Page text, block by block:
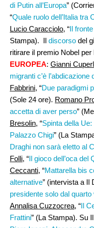
di Putin all’Europa”
“Quale ruolo dell’Italia tra
Lucio Caracciolo, “Il
Stampa). Il discorso del
ritirare il premio Nobel per
EUROPEA: Gianni
migranti c’è l’abdicazione
Fabbrini, “Due paradigmi
(Sole 24 ore). Romano
accetta di aver perso”
Bresolin, “Spinta della
Palazzo Chigi” (La
Draghi non sarà eletto al
Folli, “Il gioco dell’oca del
Ceccanti, “Mattarella bis
alternative” (intervista a Il
presidente solo dal quarto
Annalisa Cuzzocrea, “Il
Frattini” (La Stampa). Su